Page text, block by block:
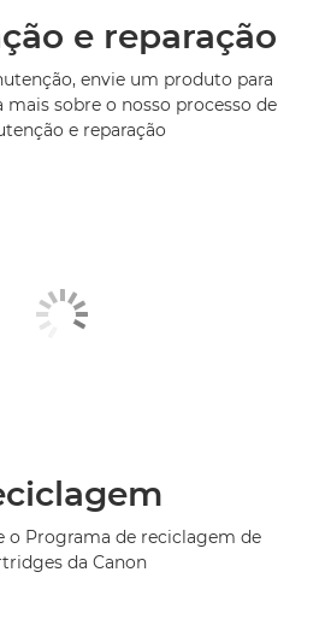
e reparação
envie um produto para
mais sobre o nosso processo de
e reparação
o Programa de reciclagem de
da Canon